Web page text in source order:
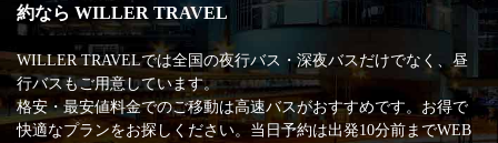
約なら WILLER TRAVEL
WILLER TRAVELでは全国の夜行バス・深夜バスだけでなく、昼
行バスもご用意しています。
格安・最安値料金でのご移動は高速バスがおすすめです。お得で
快適なプランをお探しください。当日予約は出発10分前までWEB